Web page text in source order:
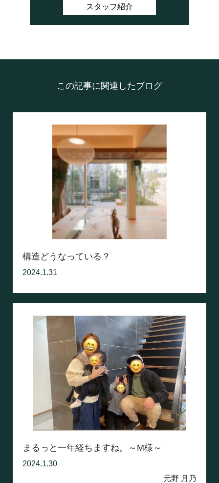
スタッフ紹介
この記事に関連したブログ
構造どうなっている？
2024.1.31
まるっと一年経ちますね。～M様～
2024.1.30
元野 月乃